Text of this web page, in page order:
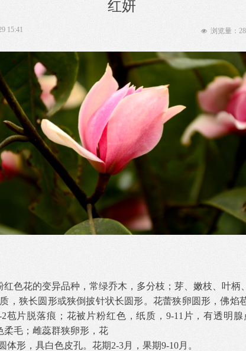
红妍
15:41 넶 浏览量：
红色花的变异品种，常绿乔木，多分枝；芽、嫩枝、叶
，狭长圆形或狭倒披针状长圆形。花蕾狭卵圆形，佛焰
2苞片脱落痕；花被片粉红色，纸质，9-11片，有透明
柔毛；雌蕊群狭卵形，花
体形，具白色皮孔。花期2-3月，果期9-10月。